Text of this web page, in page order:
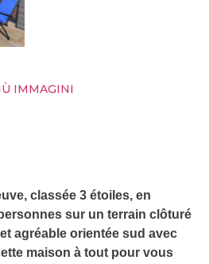
IMMAGINI
classée 3 étoiles, en
sur un terrain clôturé
agréable orientée sud avec
maison à tout pour vous